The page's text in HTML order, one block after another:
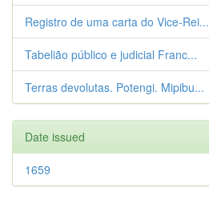
Registro de uma carta do Vice-Rei...
Tabelião público e judicial Franc...
Terras devolutas. Potengi. Mipibu...
Date issued
1659